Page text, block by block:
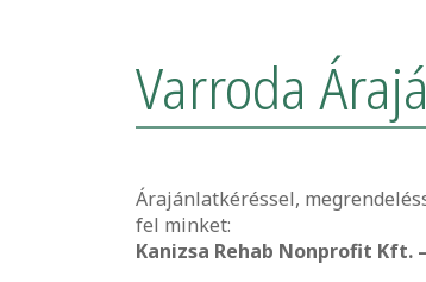
Varroda
Árajánlatkéréssel,
fel minket:
Kanizsa Rehab Nonprofit Kft. –